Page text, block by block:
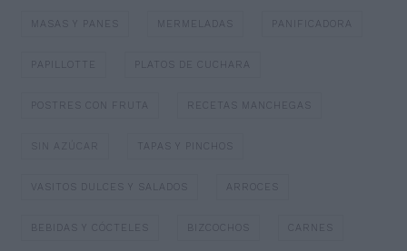
MASAS Y PANES MERMELADAS PANIFICADORA
PAPILLOTTE PLATOS DE CUCHARA
POSTRES CON FRUTA RECETAS MANCHEGAS
SIN AZÚCAR TAPAS Y PINCHOS
VASITOS DULCES Y SALADOS ARROCES
BEBIDAS Y CÓCTELES BIZCOCHOS CARNES